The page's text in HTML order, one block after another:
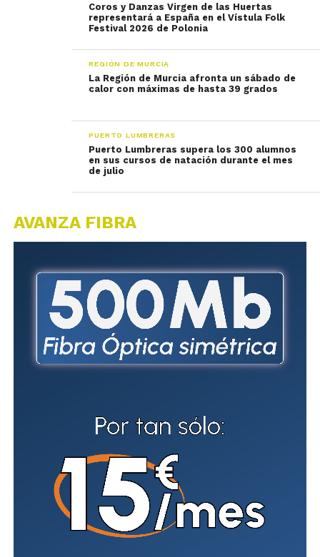
Coros y Danzas Virgen de las Huertas
representará a España en el Vístula Folk
Festival 2026 de Polonia
REGIÓN DE MURCIA
La Región de Murcia afronta un sábado de
calor con máximas de hasta 39 grados
PUERTO LUMBRERAS
Puerto Lumbreras supera los 300 alumnos
en sus cursos de natación durante el mes
de julio
AVANZA FIBRA